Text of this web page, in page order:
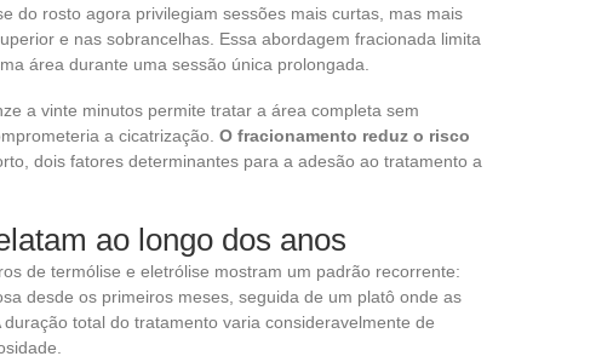
do rosto agora privilegiam sessões mais curtas, mas mais
e nas sobrancelhas. Essa abordagem fracionada limita
área durante uma sessão única prolongada.
a vinte minutos permite tratar a área completa sem
a cicatrização. O fracionamento reduz o risco
dois fatores determinantes para a adesão ao tratamento a
ao longo dos anos
de termólise e eletrólise mostram um padrão recorrente:
desde os primeiros meses, seguida de um platô onde as
total do tratamento varia consideravelmente de